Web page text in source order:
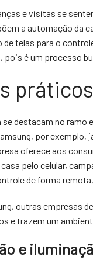
e visitas se
a automação da
de telas para o
pois é um processo
destacam no ramo
por
oferece aos
pelo celular,
de forma
outras empresas
e trazem um
e